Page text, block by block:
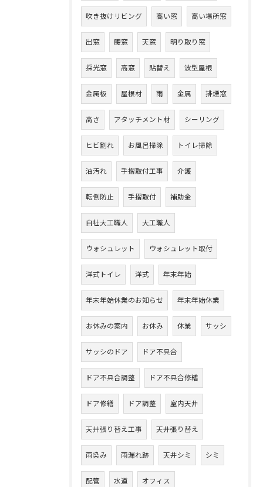
吹き抜けリビング 高い窓 高い場所窓
出窓 腰窓 天窓 明り取り窓
採光窓 高窓 貼替え 波型屋根
金属板 屋根材 雨 金属 排煙窓
高さ アタッチメント材 シーリング
ヒビ割れ お風呂掃除 トイレ掃除
油汚れ 手摺取付工事 介護
転倒防止 手摺取付 補助金
自社大工職人 大工職人
ウォシュレット ウォシュレット取付
洋式トイレ 洋式 年末年始
年末年始休業のお知らせ 年末年始休業
お休みの案内 お休み 休業 サッシ
サッシのドア ドア不具合
ドア不具合調整 ドア不具合修繕
ドア修繕 ドア調整 室内天井
天井張り替え工事 天井張り替え
雨染み 雨漏れ跡 天井シミ シミ
配管 水道 オフィス